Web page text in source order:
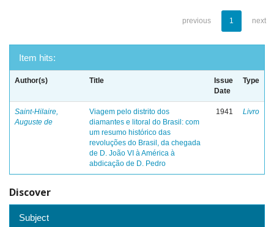
previous 1 next
Item hits:
Author(s) Title
Issue
Date
Type
Saint-Hilaire,
Auguste de
Viagem pelo distrito dos
diamantes e litoral do Brasil: com
um resumo histórico das
revoluções do Brasil, da chegada
de D. João VI à América à
abdicação de D. Pedro
1941 Livro
Discover
Subject